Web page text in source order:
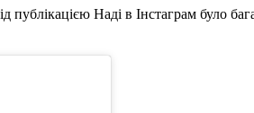
публікацією Наді в Інстаграм було